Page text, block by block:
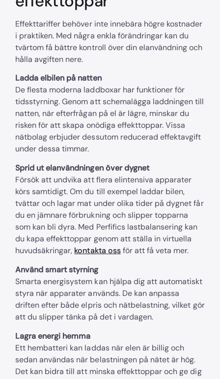
Effekttariffer behöver inte innebära högre kostnader
i praktiken. Med några enkla förändringar kan du
tvärtom få bättre kontroll över din elanvändning och
hålla avgiften nere.
Ladda elbilen på natten
De flesta moderna laddboxar har funktioner för
tidsstyrning. Genom att schemalägga laddningen till
natten, när efterfrågan på el är lägre, minskar du
risken för att skapa onödiga effekttoppar. Vissa
nätbolag erbjuder dessutom reducerad effektavgift
under dessa timmar.
Sprid ut elanvändningen över dygnet
Försök att undvika att flera elintensiva apparater
körs samtidigt. Om du till exempel laddar bilen,
tvättar och lagar mat under olika tider på dygnet får
du en jämnare förbrukning och slipper topparna
som kan bli dyra. Med Perfifics lastbalansering kan
du kapa effekttoppar genom att ställa in virtuella
huvudsäkringar, kontakta ossför att få veta mer.
Använd smart styrning
Smarta energisystem kan hjälpa dig att automatiskt
styra när apparater används. De kan anpassa
driften efter både elpris och nätbelastning, vilket gör
att du slipper tänka på det i vardagen.
Lagra energi hemma
Ett hembatteri kan laddas när elen är billig och
sedan användas när belastningen på nätet är hög.
Det kan bidra till att minska effekttoppar och ge dig